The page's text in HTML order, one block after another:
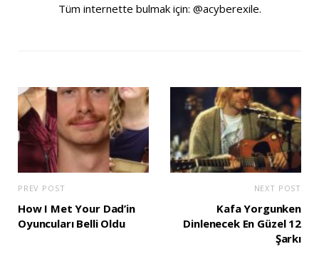
Tüm internette bulmak için: @acyberexile.
PREV POST
How I Met Your Dad’in
Oyuncuları Belli Oldu
NEXT POST
Kafa Yorgunken
Dinlenecek En Güzel 12
Şarkı